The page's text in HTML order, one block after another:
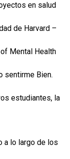
en salud
de Harvard –
Mental Health
sentirme Bien.
estudiantes, la
a lo largo de los